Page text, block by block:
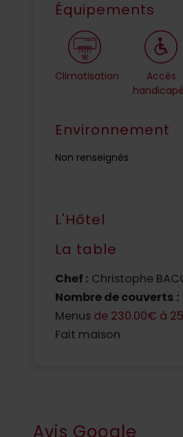
Équipements
Climatisation
Accès
Environnement
Non renseignés
L'Hôtel
La table
Chef : Christophe
Nombre de couverts :
Menus de 230.00€ à
Fait maison
Avis Google